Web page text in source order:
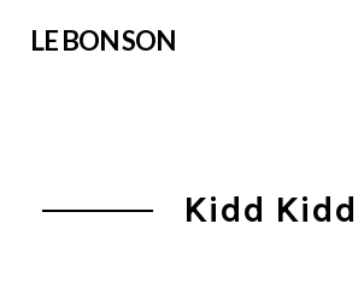
LE BON SON
Kidd Kidd